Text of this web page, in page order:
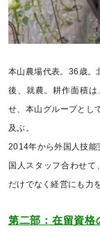
本山農場代表。36歳。
後、就農。耕作面積
せ、本山グループとし
及ぶ。
2014年から外国人技能
国人スタッフ合わせ
だけでなく経営にも力
第二部：在留資格